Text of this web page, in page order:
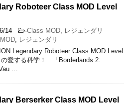
Roboteer Class MOD Level
14 -Class MOD
レジェンダリ
レジェンダリ
Legendary Roboteer Class MOD Level
の愛する科学！ 「Borderlands 2:
…
Berserker Class MOD Level